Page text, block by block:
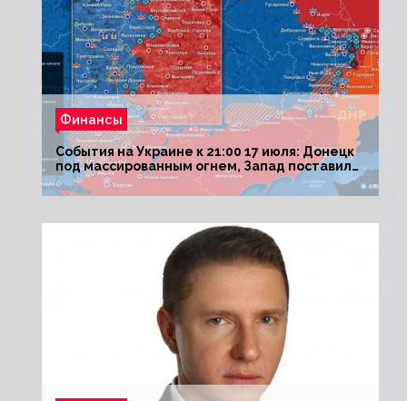
Финансы
События на Украине к 21:00 17 июля: Донецк
под массированным огнем, Запад поставил
Киеву ультиматум